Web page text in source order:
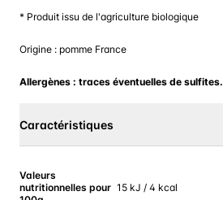
* Produit issu de l'agriculture biologique
Origine : pomme France
Allergènes : traces éventuelles de sulfites.
Caractéristiques
Valeurs
nutritionnelles pour 15 kJ / 4 kcal